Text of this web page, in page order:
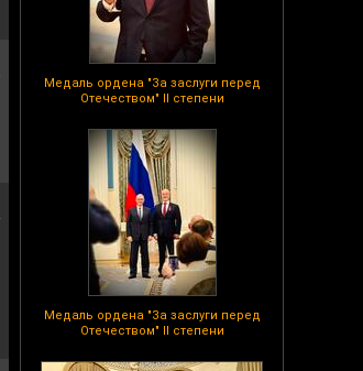
Медаль ордена "За заслуги перед
Отечеством" II степени
Медаль ордена "За заслуги перед
Отечеством" II степени